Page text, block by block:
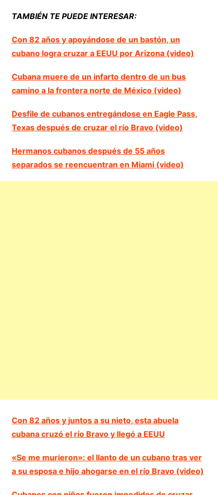
TAMBIÉN TE PUEDE INTERESAR:
Con 82 años y apoyándose de un bastón, un
cubano logra cruzar a EEUU por Arizona (video)
Cubana muere de un infarto dentro de un bus
camino a la frontera norte de México (video)
Desfile de cubanos entregándose en Eagle Pass,
Texas después de cruzar el río Bravo (video)
Hermanos cubanos después de 55 años
separados se reencuentran en Miami (video)
Con 82 años y juntos a su nieto, esta abuela
cubana cruzó el río Bravo y llegó a EEUU
«Se me murieron»: el llanto de un cubano tras ver
a su esposa e hijo ahogarse en el río Bravo (video)